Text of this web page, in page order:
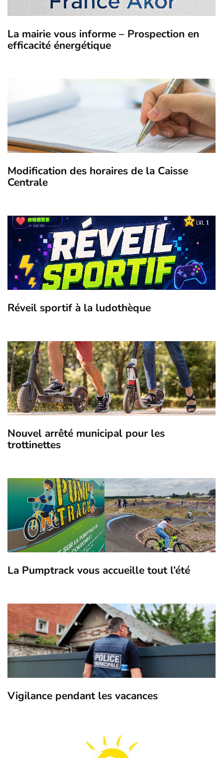
La mairie vous informe – Prospection en
efficacité énergétique
Modification des horaires de la Caisse
Centrale
Réveil sportif à la ludothèque
Nouvel arrêté municipal pour les
trottinettes
La Pumptrack vous accueille tout l’été
Vigilance pendant les vacances